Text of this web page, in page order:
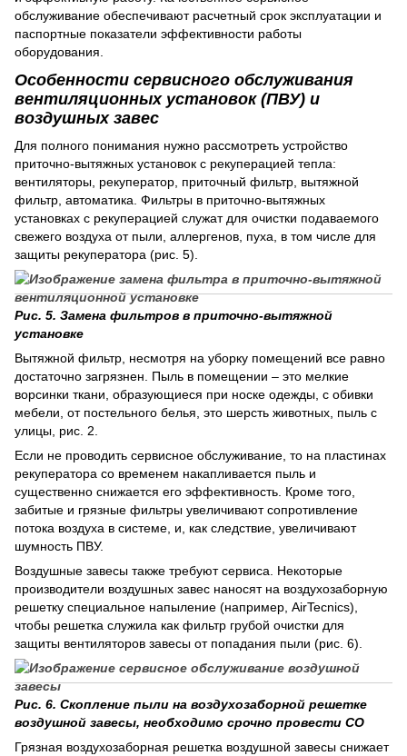
обслуживание обеспечивают расчетный срок эксплуатации и
паспортные показатели эффективности работы
оборудования.
Особенности сервисного обслуживания
вентиляционных установок (ПВУ) и
воздушных завес
Для полного понимания нужно рассмотреть устройство
приточно-вытяжных установок с рекуперацией тепла:
вентиляторы, рекуператор, приточный фильтр, вытяжной
фильтр, автоматика. Фильтры в приточно-вытяжных
установках с рекуперацией служат для очистки подаваемого
свежего воздуха от пыли, аллергенов, пуха, в том числе для
защиты рекуператора (рис. 5).
Рис. 5. Замена фильтров в приточно-вытяжной
установке
Вытяжной фильтр, несмотря на уборку помещений все равно
достаточно загрязнен. Пыль в помещении – это мелкие
ворсинки ткани, образующиеся при носке одежды, с обивки
мебели, от постельного белья, это шерсть животных, пыль с
улицы, рис. 2.
Если не проводить сервисное обслуживание, то на пластинах
рекуператора со временем накапливается пыль и
существенно снижается его эффективность. Кроме того,
забитые и грязные фильтры увеличивают сопротивление
потока воздуха в системе, и, как следствие, увеличивают
шумность ПВУ.
Воздушные завесы также требуют сервиса. Некоторые
производители воздушных завес наносят на воздухозаборную
решетку специальное напыление (например, AirTecnics),
чтобы решетка служила как фильтр грубой очистки для
защиты вентиляторов завесы от попадания пыли (рис. 6).
Рис. 6. Скопление пыли на воздухозаборной решетке
воздушной завесы, необходимо срочно провести СО
Грязная воздухозаборная решетка воздушной завесы снижает